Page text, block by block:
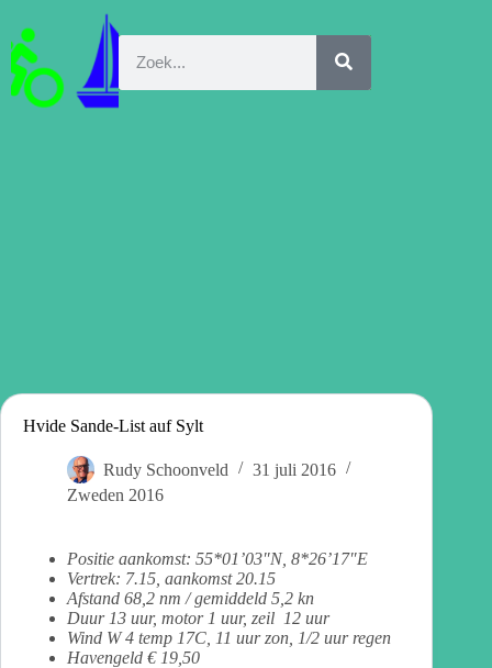
Hvide Sande-List auf Sylt
Rudy Schoonveld
31 juli 2016
Zweden 2016
Positie aankomst: 55*01’03″N, 8*26’17″E
Vertrek: 7.15, aankomst 20.15
Afstand 68,2 nm / gemiddeld 5,2 kn
Duur 13 uur, motor 1 uur, zeil 12 uur
Wind W 4 temp 17C, 11 uur zon, 1/2 uur regen
Havengeld € 19,50